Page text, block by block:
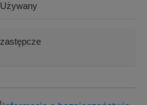
Używany
zastępcze